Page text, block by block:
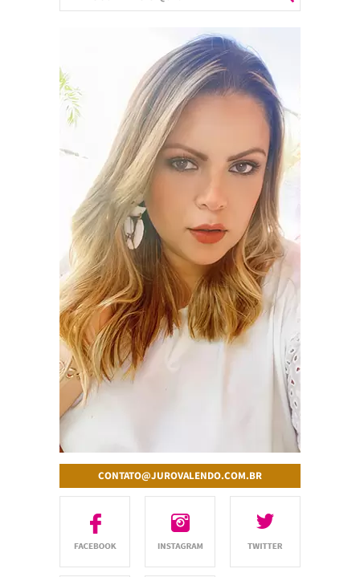
CONTATO@JUROVALENDO.COM.BR